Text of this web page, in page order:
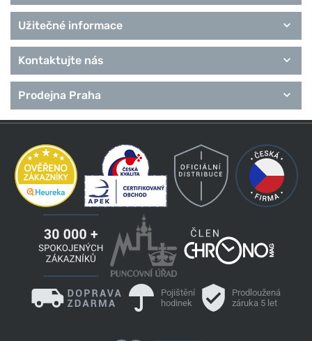
Užitečné informace
Kontaktujte nás
Prodejna Praha
Pojištění
hodinek
Prodloužená
záruka 5 let